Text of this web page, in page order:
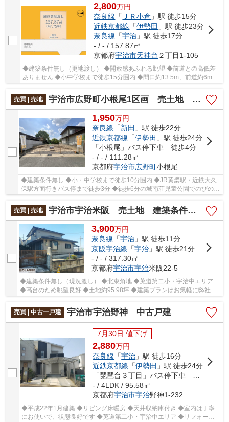
2,800万円
奈良線 「 ＪＲ小倉 」駅 徒歩15分
近鉄京都線 「伊勢田 」駅 徒歩23分
奈良線 「宇治 」駅 徒歩17分
- / - / 157.87㎡
京都府宇治市天神台 ２丁目1-105
◆建築条件無し（更地渡し） ◆開放感あふれる眺望 ◆前道との高低差
ありません ◆小中学校まで徒歩15分圏内 ◆間口約13.5m、前道約6mあ
るので運転も安心！
売買 | 売地
宇治市広野町小根尾1区画 売土地 建築条件無し
1,950万円
奈良線 「新田 」駅 徒歩22分
近鉄京都線 「伊勢田 」駅 徒歩24分
「小根尾」バス停下車 徒歩4分
- / - / 111.28㎡
京都府宇治市広野町小根尾
◆建築条件無し ◆小・中学校まで徒歩10分圏内 ◆JR黄檗駅・近鉄大久
保駅方面行きバス停まで徒歩3分 ◆徒歩6分の城南荘児童公園でのびのび
遊べる住環境 ◆高低差ほぼなしの整形地
売買 | 売地
宇治市宇治米阪 売土地 建築条件無し
3,900万円
奈良線 「宇治 」駅 徒歩11分
京阪宇治線 「宇治 」駅 徒歩21分
- / - / 317.30㎡
京都府宇治市宇治米阪22-5
◆建築条件無し（現況渡し） ◆北東角地 ◆莵道第二小・宇治中エリア
◆高台のため眺望良好 ◆土地約95.98坪 ◆建築プランはお気軽に弊社へ
売買 | 中古一戸建
宇治市宇治野神 中古戸建
7月30日 値下げ
2,880万円
奈良線 「宇治 」駅 徒歩16分
近鉄京都線 「伊勢田 」駅 徒歩24分
「琵琶台３丁目」バス停下車 徒歩5分
- / 4LDK / 95.58㎡
京都府宇治市宇治野神1-232
◆平成22年1月建築 ◆リビング床暖房 ◆天井収納庫付き ◆室内は丁寧
にお使いで、状態良好です ◆莵道第二小・宇治中エリア ◆リフォーム